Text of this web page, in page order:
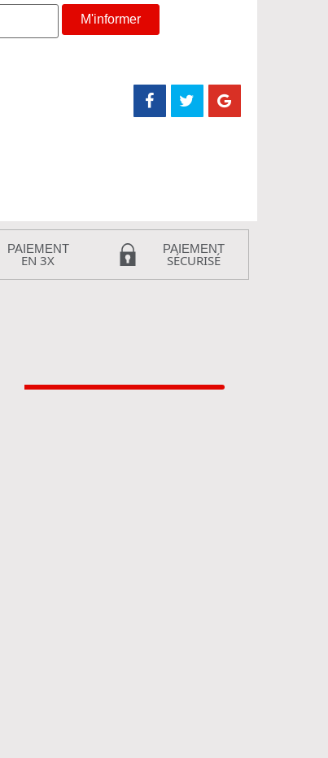
M'informer
PAIEMENT
EN 3X
PAIEMENT
SÉCURISÉ